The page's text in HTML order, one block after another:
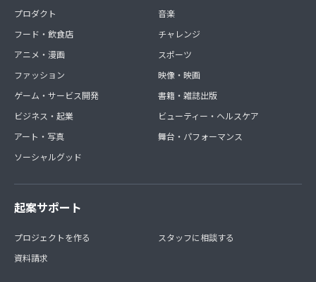
プロダクト
フード・飲食店
アニメ・漫画
ファッション
ゲーム・サービス開発
ビジネス・起業
アート・写真
ソーシャルグッド
音楽
チャレンジ
スポーツ
映像・映画
書籍・雑誌出版
ビューティー・ヘルスケア
舞台・パフォーマンス
起案サポート
プロジェクトを作る
資料請求
スタッフに相談する